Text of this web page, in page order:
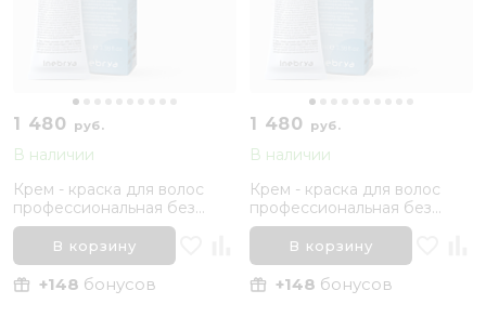
1 480 руб.
В наличии
Крем - краска для волос
профессиональная без
аммиака Inebrya Bionic Color
1/0 Черный Натуральный,
100 мл
В корзину
+148 бонусов
1 480 руб.
В наличии
Крем - краска для волос
профессиональная без
аммиака Inebrya Bionic Color
4/7 Каштановый
Шоколадный, 100 мл
В корзину
+148 бонусов